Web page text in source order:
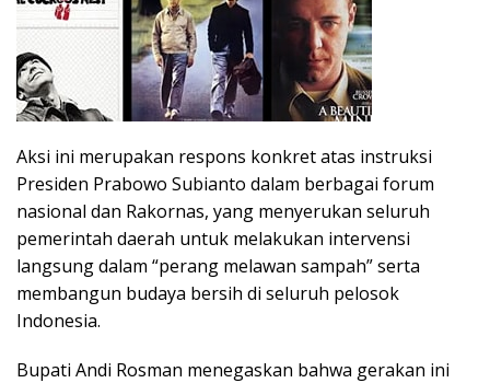
Aksi ini merupakan respons konkret atas instruksi
Presiden Prabowo Subianto dalam berbagai forum
nasional dan Rakornas, yang menyerukan seluruh
pemerintah daerah untuk melakukan intervensi
langsung dalam “perang melawan sampah” serta
membangun budaya bersih di seluruh pelosok
Indonesia.
Bupati Andi Rosman menegaskan bahwa gerakan ini